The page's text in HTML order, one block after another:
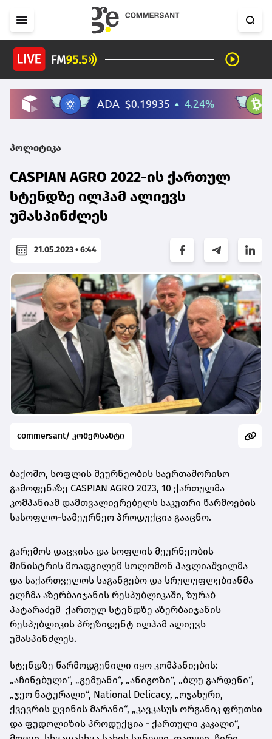
პოლიტიკა
CASPIAN AGRO 2022-ის ქართულ
სტენდზე ილჰამ ალიევს
უმასპინძლეს
21.05.2023 • 6:44
commersant/ კომერსანტი
ბაქოშო, სოფლის მეურნეობის საერთაშორისო
გამოფენაზე CASPIAN AGRO 2023, 10 ქართულმა
კომპანიამ დამთვალიერებელს საკუთრი წარმოების
სასოფლო-სამეურნეო პროდუქცია გააცნო.
გარემოს დაცვისა და სოფლის მეურნეობის
მინისტრის მოადგილემ სოლომონ პავლიაშვილმა
და საქართველოს საგანგებო და სრულუფლებიანმა
ელჩმა აზერბაიჯანის რესპუბლიკაში, ზურაბ
პატარაძემ ქართულ სტენდზე აზერბაიჯანის
რესპუბლიკის პრეზიდენტ ილჰამ ალიევს
უმასპინძლეს.
სტენდზე წარმოდგენილი იყო კომპანიების:
„აჩინებული“, „გემუანი“, „ანიგოზი“, „ბლუ გარდენი“,
„ჯეო ნატურალი“, National Delicacy, „ოჯახური,
ქვევრის ღვინის მარანი“, „კავკასუს ორგანიკ ფრუთსი
და ფუდოლიზის პროდუქცია - ქართული კაკალი“,